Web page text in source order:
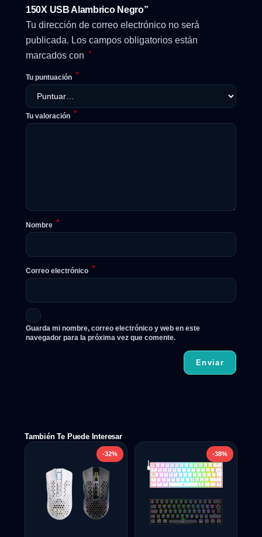
150X USB Alambrico Negro”
Tu dirección de correo electrónico no será
publicada. Los campos obligatorios están
marcados con *
Tu puntuación *
Tu valoración *
Nombre *
Correo electrónico *
Guarda mi nombre, correo electrónico y web en este
navegador para la próxima vez que comente.
También Te Puede Interesar
-32% -38%